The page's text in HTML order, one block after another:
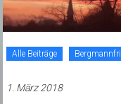
Alle Beiträge
1. März 2018